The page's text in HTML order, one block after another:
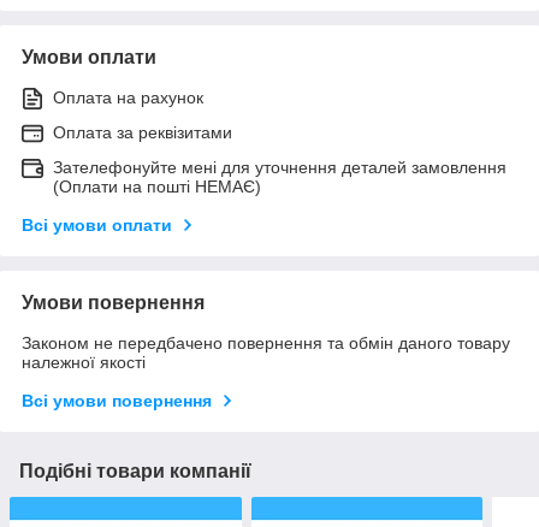
Умови оплати
Оплата на рахунок
Оплата за реквізитами
Зателефонуйте мені для уточнення деталей замовлення
(Оплати на пошті НЕМАЄ)
Всі умови оплати
Умови повернення
Законом не передбачено повернення та обмін даного товару
належної якості
Всі умови повернення
Подібні товари компанії